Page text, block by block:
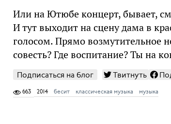
Или на Ютюбе концерт, бывает,
И тут выходит на сцену дама в
голосом. Прямо возмутительное
совесть? Где воспитание? Ты на
Подписаться на блог Твитнуть
663 2014 бесит классическая музыка музыка